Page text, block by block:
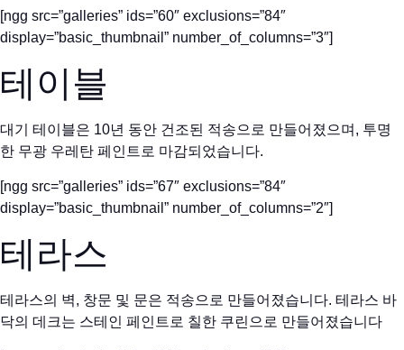
[ngg src=”galleries” ids=”60″ exclusions=”84″
display=”basic_thumbnail” number_of_columns=”3″]
테이블
대기 테이블은 10년 동안 건조된 적송으로 만들어졌으며, 투명
한 무광 우레탄 페인트로 마감되었습니다.
[ngg src=”galleries” ids=”67″ exclusions=”84″
display=”basic_thumbnail” number_of_columns=”2″]
테라스
테라스의 벽, 창문 및 문은 적송으로 만들어졌습니다. 테라스 바
닥의 데크는 스테인 페인트로 칠한 쿠린으로 만들어졌습니다